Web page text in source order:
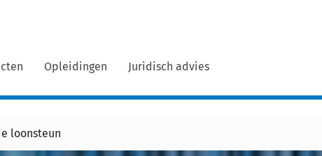
Opleidingen Juridisch advies
loonsteun